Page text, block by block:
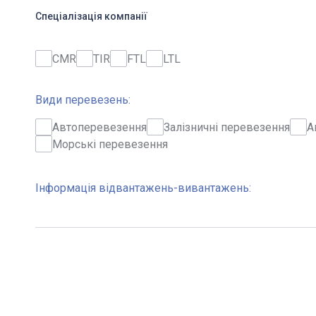
Спеціалізація компанії
CMR TIR FTL LTL
Види перевезень:
Автоперевезення Залізничні перевезення
Морські перевезення
Інформація відвантажень-вивантажень: